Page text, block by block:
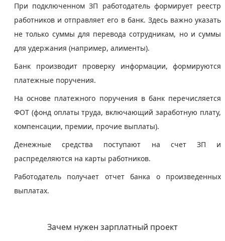
При подключенном ЗП работодатель формирует реестр
работников и отправляет его в банк. Здесь важно указать
не только суммы для перевода сотрудникам, но и суммы
для удержания (например, алименты).
Банк производит проверку информации, формируются
платежные поручения.
На основе платежного поручения в банк перечисляется
ФОТ (фонд оплаты труда, включающий заработную плату,
компенсации, премии, прочие выплаты).
Денежные средства поступают на счет ЗП и
распределяются на карты работников.
Работодатель получает отчет банка о произведенных
выплатах.
Зачем нужен зарплатный проект